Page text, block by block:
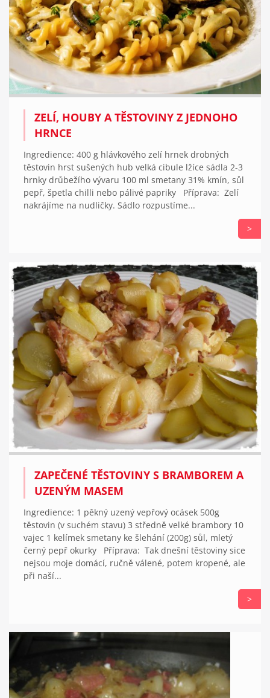
ZELÍ, HOUBY A TĚSTOVINY Z JEDNOHO
HRNCE
Ingredience: 400 g hlávkového zelí hrnek drobných
těstovin hrst sušených hub velká cibule lžíce sádla 2-3
hrnky drůbežího vývaru 100 ml smetany 31% kmín, sůl
pepř, špetla chilli nebo pálivé papriky Příprava: Zelí
nakrájíme na nudličky. Sádlo rozpustíme...
>
ZAPEČENÉ TĚSTOVINY S BRAMBOREM A
UZENÝM MASEM
Ingredience: 1 pěkný uzený vepřový ocásek 500g
těstovin (v suchém stavu) 3 středně velké brambory 10
vajec 1 kelímek smetany ke šlehání (200g) sůl, mletý
černý pepř okurky Příprava: Tak dnešní těstoviny sice
nejsou moje domácí, ručně válené, potem kropené, ale
při naší...
>